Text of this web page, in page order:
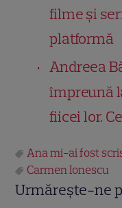
filme și
platformă
Andreea
împreună
fiicei lor.
Ana mi-ai fost
Carmen Ionescu
Urmărește-ne